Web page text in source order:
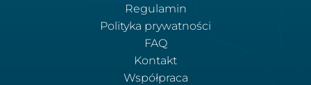
Regulamin
Polityka prywatności
FAQ
Kontakt
Współpraca